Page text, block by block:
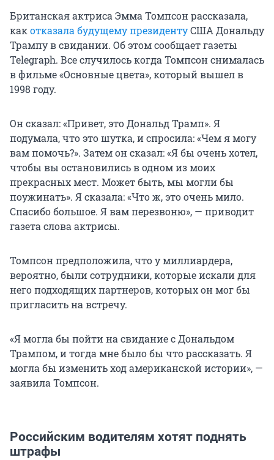
Британская актриса Эмма Томпсон рассказала,
какотказала будущему президентуСША Дональду
Трампу в свидании. Об этом сообщает газеты
Telegraph. Все случилось когда Томпсон снималась
в фильме «Основные цвета», который вышел в
1998 году.
Он сказал: «Привет, это Дональд Трамп». Я
подумала, что это шутка, и спросила: «Чем я могу
вам помочь?». Затем он сказал: «Я бы очень хотел,
чтобы вы остановились в одном из моих
прекрасных мест. Может быть, мы могли бы
поужинать». Я сказала: «Что ж, это очень мило.
Спасибо большое. Я вам перезвоню», — приводит
газета слова актрисы.
Томпсон предположила, что у миллиардера,
вероятно, были сотрудники, которые искали для
него подходящих партнеров, которых он мог бы
пригласить на встречу.
«Я могла бы пойти на свидание с Дональдом
Трампом, и тогда мне было бы что рассказать. Я
могла бы изменить ход американской истории», —
заявила Томпсон.
Российским водителям хотят поднять
штрафы